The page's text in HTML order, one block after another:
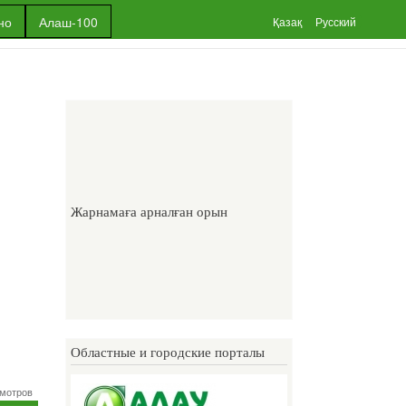
Алаш-100 Қазақ Русский
Жарнамаға арналған орын
Областные и городские порталы